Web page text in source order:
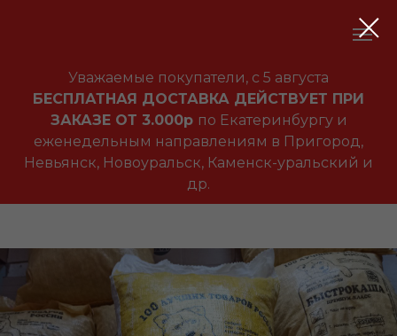
Уважаемые покупатели, с 5 августа
БЕСПЛАТНАЯ ДОСТАВКА ДЕЙСТВУЕТ ПРИ
ЗАКАЗЕ ОТ 3.000р по Екатеринбургу и
еженедельным направлениям в Пригород,
Невьянск, Новоуральск, Каменск-уральский и
др.